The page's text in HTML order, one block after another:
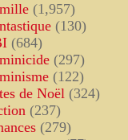
(1,957)
(130)
(684)
(297)
(122)
de Noël (324)
(237)
(279)